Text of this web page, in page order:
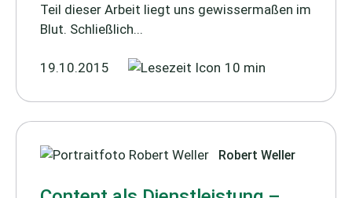
Teil dieser Arbeit liegt uns gewissermaßen im
Blut. Schließlich...
19.10.2015 10 min
Robert Weller